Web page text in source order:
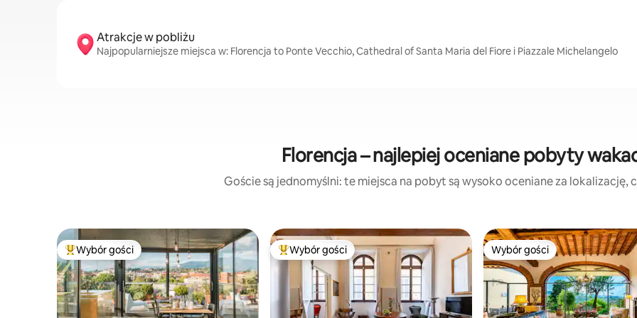
Atrakcje w pobliżu
Najpopularniejsze miejsca w: Florencja to Ponte Vecchio, Cathedral of Santa Maria del Fiore i Piazzale Michelangelo
Florencja – najlepiej oceniane pobyty
Goście są jednomyślni: te miejsca na pobyt są wysoko oceniane za lokalizację,
Najpopularniejsze z kategorii Wybór gości
Wybór gości Najpopularniejsze z kategorii Wybór gości
Wybór gości Wybór gości
Wybór gości